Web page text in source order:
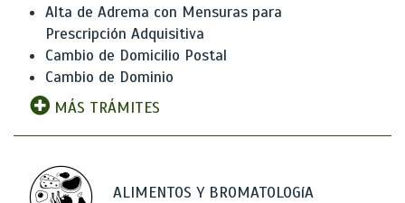
Alta de Adrema con Mensuras para
Prescripción Adquisitiva
Cambio de Domicilio Postal
Cambio de Dominio
MÁS TRÁMITES
ALIMENTOS Y BROMATOLOGíA